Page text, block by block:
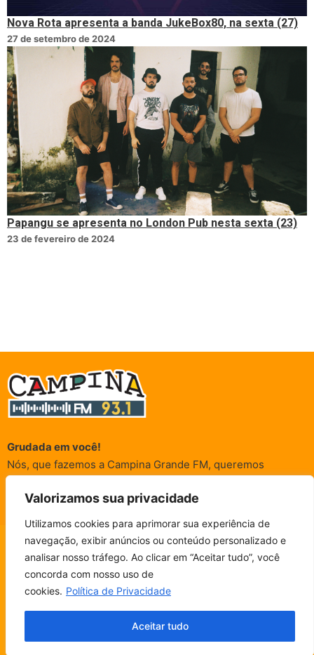
Valorizamos sua privacidade
Utilizamos cookies para aprimorar sua experiência de
navegação, exibir anúncios ou conteúdo personalizado e
analisar nosso tráfego. Ao clicar em “Aceitar tudo”, você
concorda com nosso uso de
cookies. Política de Privacidade
Aceitar tudo
CAMPINA FM - AO VIVO
ESCUTE SEM PARAR!
Nova Rota apresenta a banda JukeBox80, na sexta (27)
27 de setembro de 2024
Papangu se apresenta no London Pub nesta sexta (23)
23 de fevereiro de 2024
Grudada em você!
Nós, que fazemos a Campina Grande FM, queremos
acompanham sempre. É para vocês que a Rádio existe e por
vocês que as informações (informativas, de entretenimento,
promocionais e de conscientização) são realizadas.
© Campina FM 1978 – 2026. Termos de Uso
rox PublicidadeFala, ouvinte!